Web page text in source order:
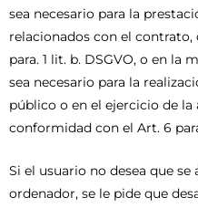
sea necesario para la
relacionados con el
para. 1 lit. b. DSGVO, o en la
sea necesario para la
público o en el ejercicio de
conformidad con el Art. 6
Si el usuario no desea que se
ordenador, se le pide que